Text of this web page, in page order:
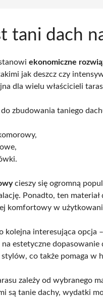
tani dach
ekonomiczne
jak deszcz czy
dla wielu właścicieli
zbudowania taniego
cieszy się ogromną
Ponadto, ten materiał
komfortowy w
kolejna interesująca opcja
estetyczne dopasowanie
co także pomaga w
zależy od wybranego
są tanie dachy, wydatki